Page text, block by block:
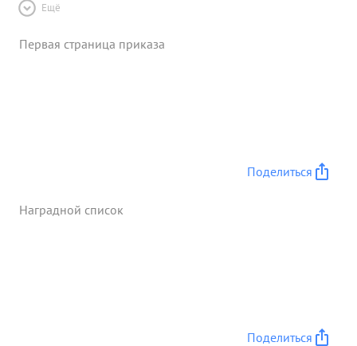
Ещё
Первая страница приказа
Поделиться
Наградной список
Поделиться